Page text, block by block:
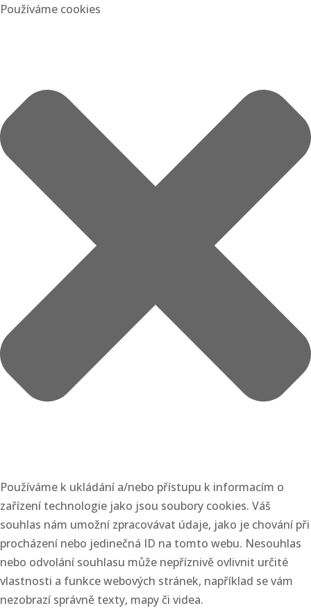
Používáme cookies
Používáme k ukládání a/nebo přístupu k informacím o
zařízení technologie jako jsou soubory cookies. Váš
souhlas nám umožní zpracovávat údaje, jako je chování při
procházení nebo jedinečná ID na tomto webu. Nesouhlas
nebo odvolání souhlasu může nepříznivě ovlivnit určité
vlastnosti a funkce webových stránek, například se vám
nezobrazí správně texty, mapy či videa.